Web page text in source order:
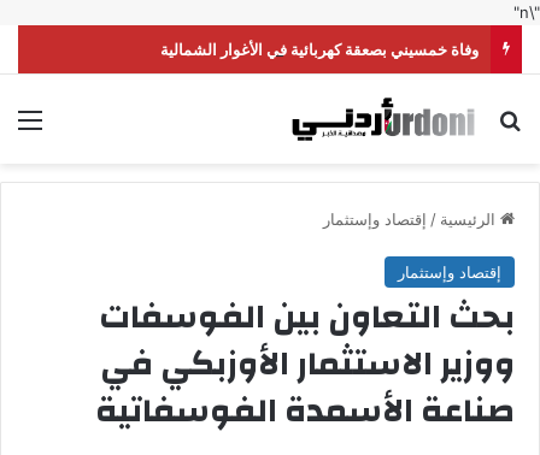
"\n"
وفاة خمسيني بصعقة كهربائية في الأغوار الشمالية
بحث عن
الرئيسية / إقتصاد وإستثمار
إقتصاد وإستثمار
بحث التعاون بين الفوسفات
ووزير الاستثمار الأوزبكي في
صناعة الأسمدة الفوسفاتية